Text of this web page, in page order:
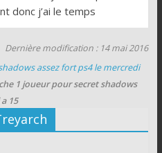
donc j’ai le temps
Dernière modification : 14 mai 2016
assez fort ps4 le mercredi
1 joueur pour secret shadows
15